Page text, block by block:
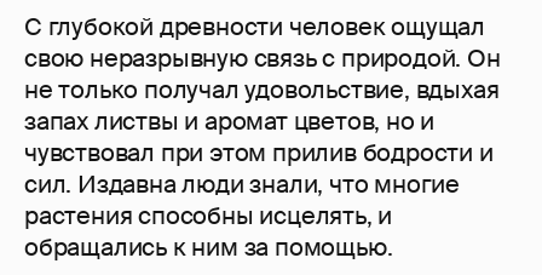
С глубокой древности человек ощущал
свою неразрывную связь с природой. Он
не только получал удовольствие, вдыхая
запах листвы и аромат цветов, но и
чувствовал при этом прилив бодрости и
сил. Издавна люди знали, что многие
растения способны исцелять, и
обращались к ним за помощью.